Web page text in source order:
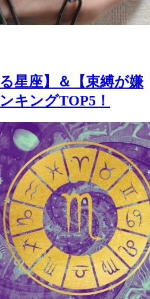
星座】＆【束縛が嫌
キングTOP5！